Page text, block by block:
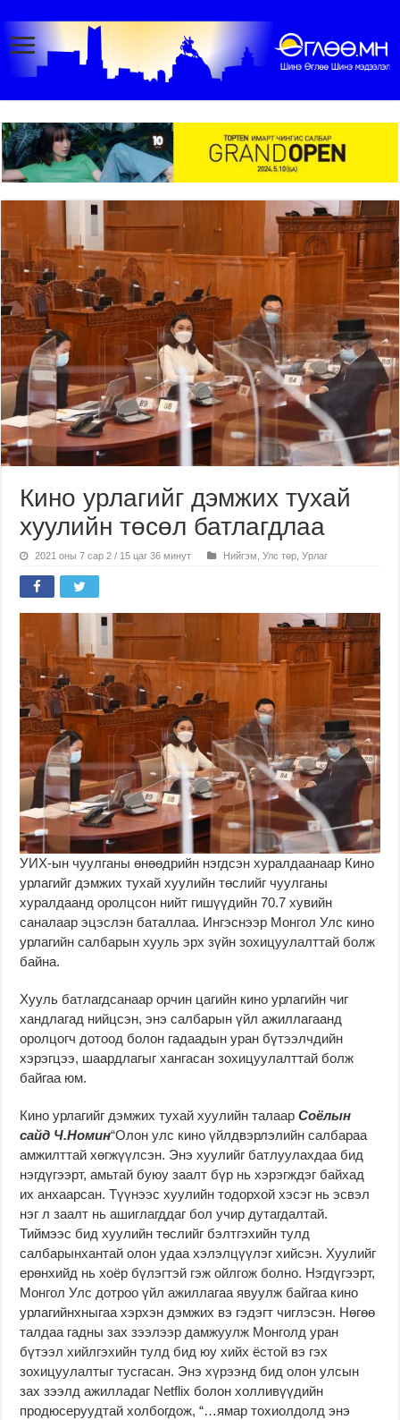
Кино урлагийг дэмжих тухай
хуулийн төсөл батлагдлаа
2021 оны 7 сар 2 / 15 цаг 36 минут Нийгэм ,Улс төр ,Урлаг
УИХ-ын чуулганы өнөөдрийн нэгдсэн хуралдаанаар Кино
урлагийг дэмжих тухай хуулийн төслийг чуулганы
хуралдаанд оролцсон нийт гишүүдийн 70.7 хувийн
саналаар эцэслэн баталлаа. Ингэснээр Монгол Улс кино
урлагийн салбарын хууль эрх зүйн зохицуулалттай болж
байна.
Хууль батлагдсанаар орчин цагийн кино урлагийн чиг
хандлагад нийцсэн, энэ салбарын үйл ажиллагаанд
оролцогч дотоод болон гадаадын уран бүтээлчдийн
хэрэгцээ, шаардлагыг хангасан зохицуулалттай болж
байгаа юм.
Кино урлагийг дэмжих тухай хуулийн талаарСоёлын
сайд Ч.Номин“Олон улс кино үйлдвэрлэлийн салбараа
амжилттай хөгжүүлсэн. Энэ хуулийг батлуулахдаа бид
нэгдүгээрт, амьтай буюу заалт бүр нь хэрэгждэг байхад
их анхаарсан. Түүнээс хуулийн тодорхой хэсэг нь эсвэл
нэг л заалт нь ашиглагддаг бол учир дутагдалтай.
Тиймээс бид хуулийн төслийг бэлтгэхийн тулд
салбарынхантай олон удаа хэлэлцүүлэг хийсэн. Хуулийг
ерөнхийд нь хоёр бүлэгтэй гэж ойлгож болно. Нэгдүгээрт,
Монгол Улс дотроо үйл ажиллагаа явуулж байгаа кино
урлагийнхныгаа хэрхэн дэмжих вэ гэдэгт чиглэсэн. Нөгөө
талдаа гадны зах зээлээр дамжуулж Монголд уран
бүтээл хийлгэхийн тулд бид юу хийх ёстой вэ гэх
зохицуулалтыг тусгасан. Энэ хүрээнд бид олон улсын
зах зээлд ажилладаг Netflix болон холливүүдийн
продюсеруудтай холбогдож, “…ямар тохиолдолд энэ